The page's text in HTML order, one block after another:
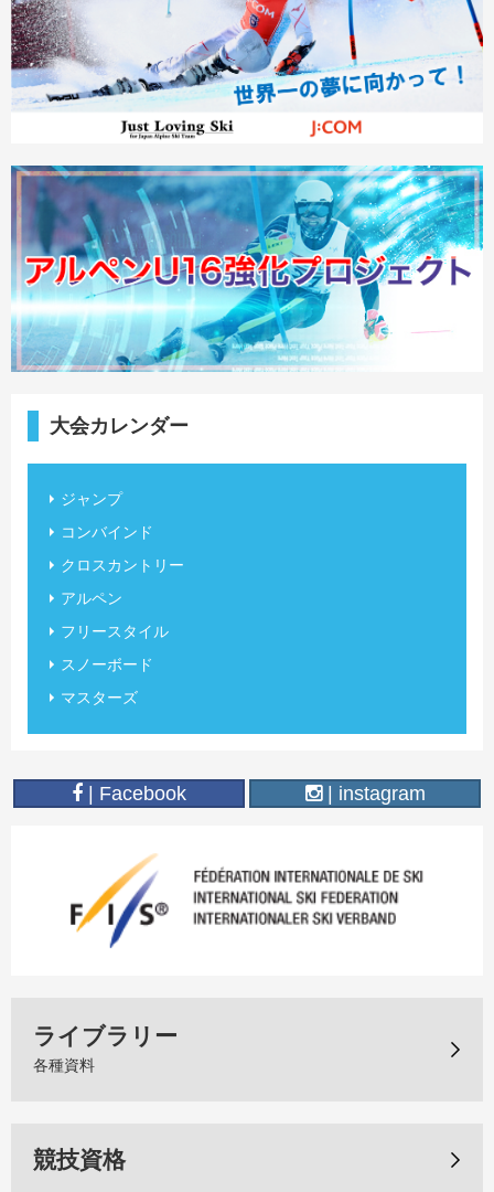
大会カレンダー
ジャンプ
コンバインド
クロスカントリー
アルペン
フリースタイル
スノーボード
マスターズ
| Facebook | instagram
ライブラリー
各種資料
競技資格